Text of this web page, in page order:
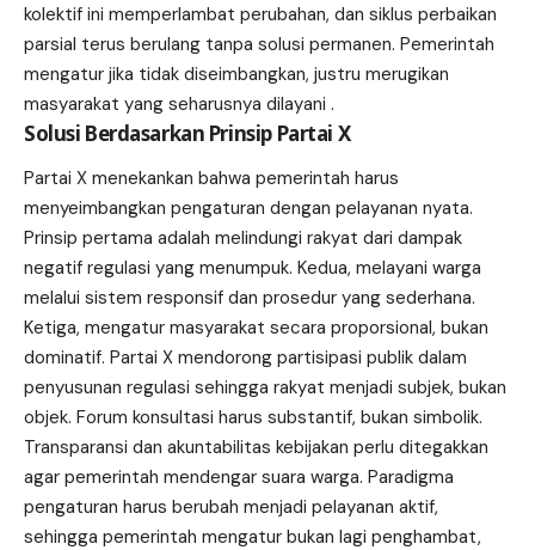
kolektif ini memperlambat perubahan, dan siklus perbaikan
parsial terus berulang tanpa solusi permanen. Pemerintah
mengatur jika tidak diseimbangkan, justru merugikan
masyarakat yang seharusnya dilayani .
Solusi Berdasarkan Prinsip Partai X
Partai X menekankan bahwa pemerintah harus
menyeimbangkan pengaturan dengan pelayanan nyata.
Prinsip pertama adalah melindungi rakyat dari dampak
negatif regulasi yang menumpuk. Kedua, melayani warga
melalui sistem responsif dan prosedur yang sederhana.
Ketiga, mengatur masyarakat secara proporsional, bukan
dominatif. Partai X mendorong partisipasi publik dalam
penyusunan regulasi sehingga rakyat menjadi subjek, bukan
objek. Forum konsultasi harus substantif, bukan simbolik.
Transparansi dan akuntabilitas kebijakan perlu ditegakkan
agar pemerintah mendengar suara warga. Paradigma
pengaturan harus berubah menjadi pelayanan aktif,
sehingga pemerintah mengatur bukan lagi penghambat,